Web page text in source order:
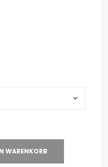
WARENKORB